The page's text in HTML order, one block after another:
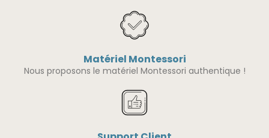
Matériel Montessori
Nous proposons le matériel Montessori authentique !